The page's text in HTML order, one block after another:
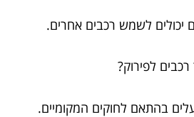
יכולים לשמש רכבים אחרים.
בהתאם לחוקים המקומיים.